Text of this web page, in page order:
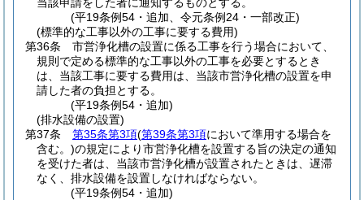
(平19条例54・追加、令元条例24・一部改正)
(標準的な工事以外の工事に要する費用)
第36条
市営浄化槽の設置に係る工事を行う場合において、
規則で定める標準的な工事以外の工事を必要とするとき
は、当該工事に要する費用は、当該市営浄化槽の設置を申
請した者の負担とする。
(平19条例54・追加)
(排水設備の設置)
第37条
第35条第3項(第39条第3項において準用する場合を
含む。)の規定により市営浄化槽を設置する旨の決定の通知
を受けた者は、当該市営浄化槽が設置されたときは、遅滞
なく、排水設備を設置しなければならない。
(平19条例54・追加)